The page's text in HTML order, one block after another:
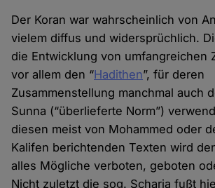
Der Koran war wahrscheinlich von
vielem diffus und widersprüchlich.
die Entwicklung von umfangreichen
vor allem den “Hadithen”, für deren
Zusammenstellung manchmal auch
Sunna (“überlieferte Norm”)
diesen meist von Mohammed oder
Kalifen berichtenden Texten wird
alles Mögliche verboten, geboten
Nicht zuletzt die sog. Scharia fußt